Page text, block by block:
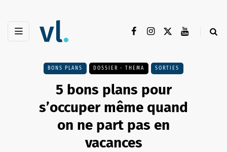
BONS PLANS DOSSIER - THEMA SORTIES
5 bons plans pour
s’occuper même quand
on ne part pas en
vacances